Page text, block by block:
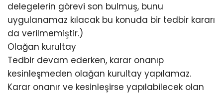
delegelerin görevi son bulmuş, bunu
uygulanamaz kılacak bu konuda bir tedbir kararı
da verilmemiştir.)
Olağan kurultay
Tedbir devam ederken, karar onanıp
kesinleşmeden olağan kurultay yapılamaz.
Karar onanır ve kesinleşirse yapılabilecek olan